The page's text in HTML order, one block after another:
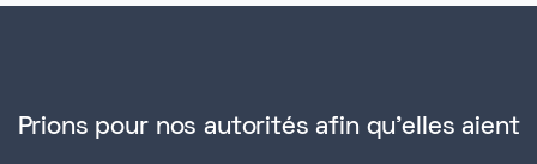
Prions pour nos autorités afin qu'elles aient